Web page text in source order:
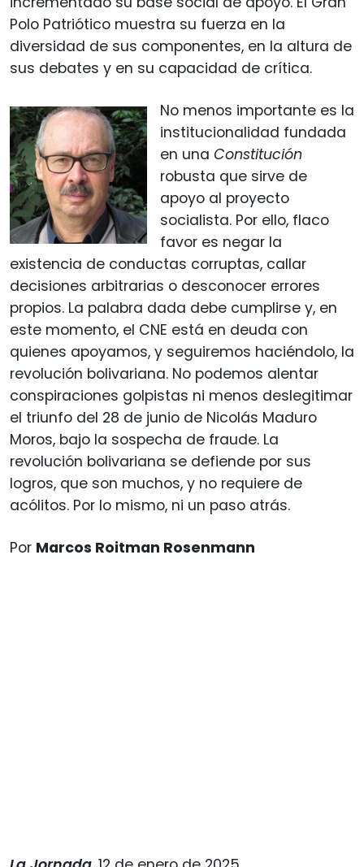
Polo Patriótico muestra su fuerza en la
diversidad de sus componentes, en la altura de
sus debates y en su capacidad de crítica.
No menos importante es la
institucionalidad fundada
en una Constitución
robusta que sirve de
apoyo al proyecto
socialista. Por ello, flaco
favor es negar la
existencia de conductas corruptas, callar
decisiones arbitrarias o desconocer errores
propios. La palabra dada debe cumplirse y, en
este momento, el CNE está en deuda con
quienes apoyamos, y seguiremos haciéndolo, la
revolución bolivariana. No podemos alentar
conspiraciones golpistas ni menos deslegitimar
el triunfo del 28 de junio de Nicolás Maduro
Moros, bajo la sospecha de fraude. La
revolución bolivariana se defiende por sus
logros, que son muchos, y no requiere de
acólitos. Por lo mismo, ni un paso atrás.
Por Marcos Roitman Rosenmann